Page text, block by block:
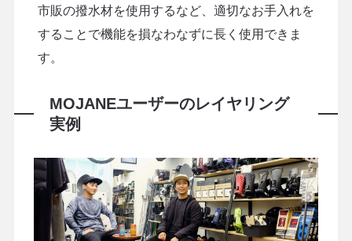
市販の撥水材を使用するなど、適切なお手入れを
することで機能を損なわなずに長く使用できま
す。
MOJANEユーザーのレイヤリング
実例